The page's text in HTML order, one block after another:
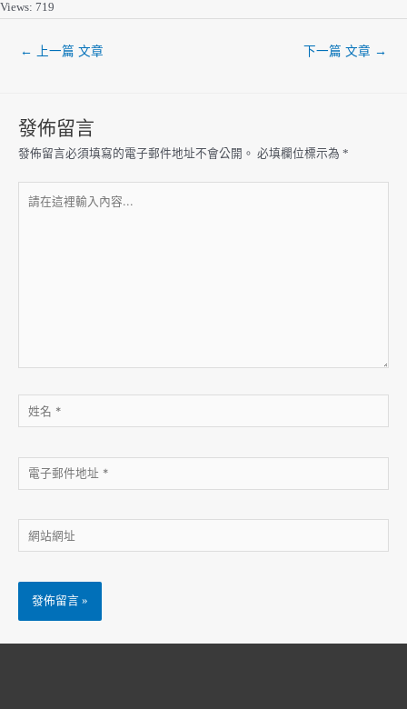
Views: 719
← 上一篇 文章 下一篇 文章 →
發佈留言
發佈留言必須填寫的電子郵件地址不會公開。 必填欄位標示為 *